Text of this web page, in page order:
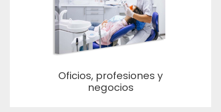
Oficios, profesiones y
negocios